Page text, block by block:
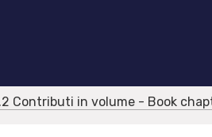
Contributi in volume - Book